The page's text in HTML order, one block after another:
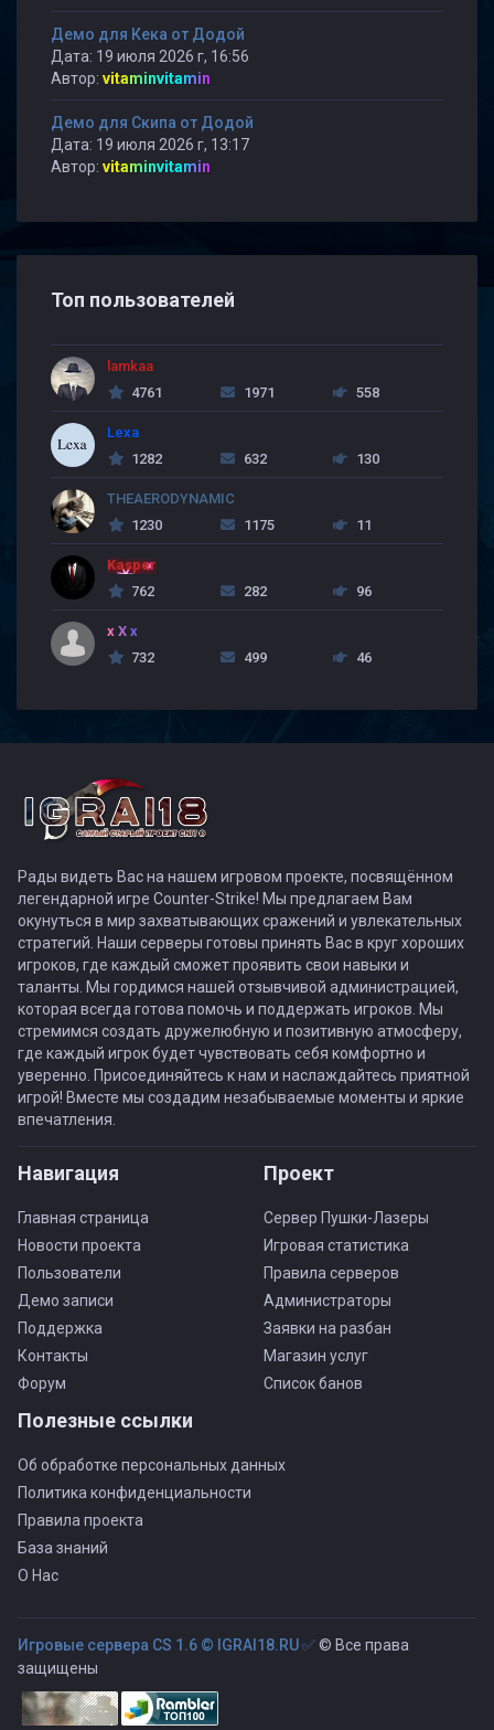
Демо для Кека от Додой
Дата: 19 июля 2026 г, 16:56
Автор: vitaminvitamin
Демо для Скипа от Додой
Дата: 19 июля 2026 г, 13:17
Автор: vitaminvitamin
Топ пользователей
lamkaa
4761
1971 558
Lexa
1282
632 130
THEAERODYNAMIC
1230
1175 11
Kasper
762
282 96
x X x
732
499 46
Рады видеть Вас на нашем игровом проекте, посвящённом
легендарной игре Counter-Strike! Мы предлагаем Вам
окунуться в мир захватывающих сражений и увлекательных
стратегий. Наши серверы готовы принять Вас в круг хороших
игроков, где каждый сможет проявить свои навыки и
таланты. Мы гордимся нашей отзывчивой администрацией,
которая всегда готова помочь и поддержать игроков. Мы
стремимся создать дружелюбную и позитивную атмосферу,
где каждый игрок будет чувствовать себя комфортно и
уверенно. Присоединяйтесь к нам и наслаждайтесь приятной
игрой! Вместе мы создадим незабываемые моменты и яркие
впечатления.
Навигация
Главная страница
Новости проекта
Пользователи
Демо записи
Поддержка
Контакты
Форум
Проект
Сервер Пушки-Лазеры
Игровая статистика
Правила серверов
Администраторы
Заявки на разбан
Магазин услуг
Список банов
Полезные ссылки
Об обработке персональных данных
Политика конфиденциальности
Правила проекта
База знаний
О Нас
Игровые сервера CS 1.6 © IGRAI18.RU ✅© Все права
защищены